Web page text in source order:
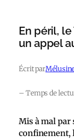
En péril,
un appel
Écrit par
– Temps de
Mis à mal par
confinement,